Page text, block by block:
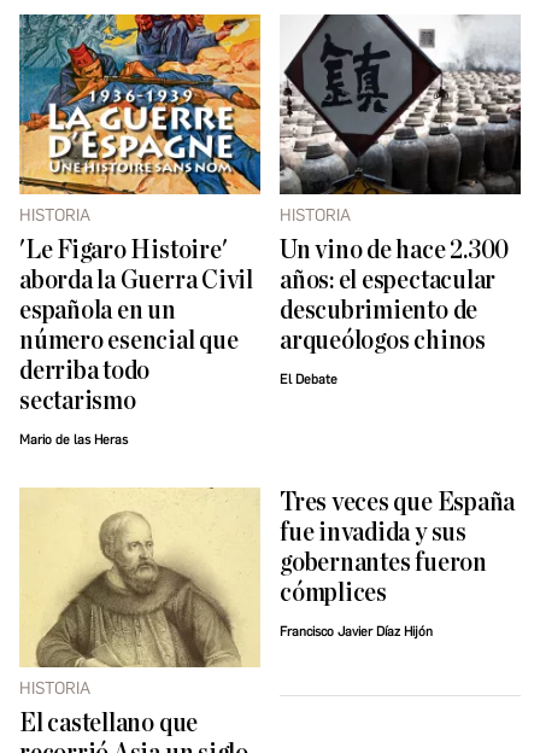
HISTORIA
'Le Figaro Histoire'
aborda la Guerra Civil
española en un
número esencial que
derriba todo
sectarismo
Mario de las Heras
HISTORIA
Un vino de hace 2.300
años: el espectacular
descubrimiento de
arqueólogos chinos
El Debate
HISTORIA
El castellano que
Tres veces que España
fue invadida y sus
gobernantes fueron
cómplices
Francisco Javier Díaz Hijón